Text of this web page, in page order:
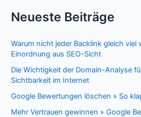
Neueste Beiträge
Warum nicht jeder Backlink gleich viel
Einordnung aus SEO-Sicht
Die Wichtigkeit der Domain-Analyse
Sichtbarkeit im Internet
Google Bewertungen löschen » So
Mehr Vertrauen gewinnen » Google